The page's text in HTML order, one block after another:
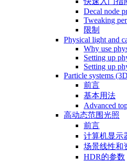
Decal node
Tweaking
限制
Physical light and
Why use
Setting up
Setting up
Particle systems
前言
基本用法
Advanced
高动态范围光照
前言
计算机显示
场景线性和
HDR的参数